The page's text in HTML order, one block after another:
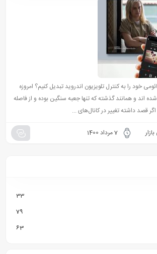
خود را به کنترل تلویزیون اندروید تبدیل کنیم؟ امروزه
شده اند و همانند گذشته که تنها جعبه سنگین بوده و از فاصله
قصد داشته تغییر در کانال‌های ...
7 مرداد 1400
33
79
63